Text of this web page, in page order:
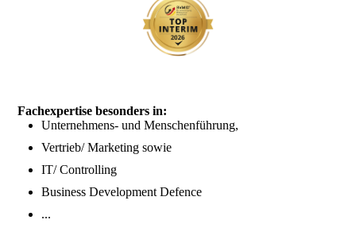
Fachexpertise besonders in:
Unternehmens- und Menschenführung,
Vertrieb/ Marketing sowie
IT/ Controlling
Business Development Defence
...